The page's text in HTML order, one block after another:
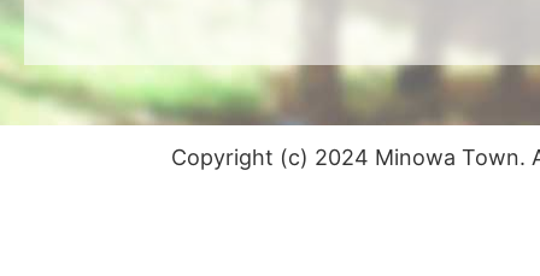
Copyright (c) 2024 Minowa Town.